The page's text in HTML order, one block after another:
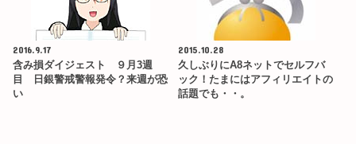
2016.9.17
含み損ダイジェスト ９月3週
目 日銀警戒警報発令？来週が恐
い
2015.10.28
久しぶりにA8ネットでセルフバ
ック！たまにはアフィリエイトの
話題でも・・。